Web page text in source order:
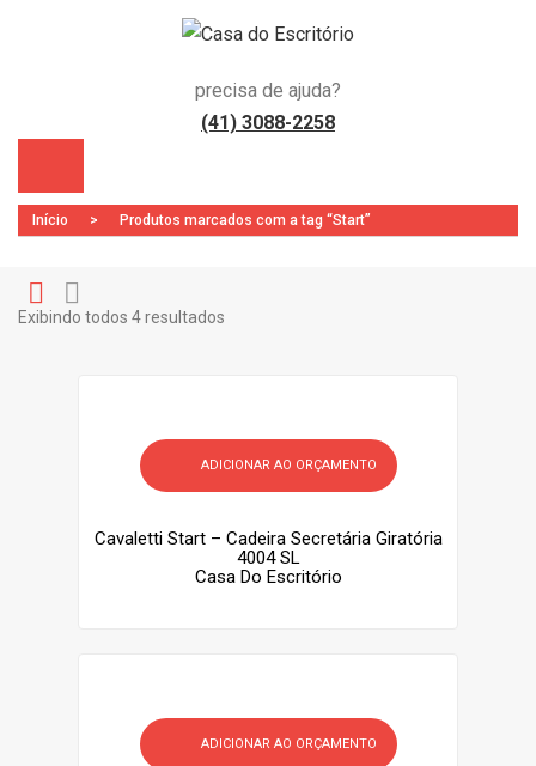
precisa de ajuda?
(41) 3088-2258
Início > Produtos marcados com a tag “Start”
Exibindo todos 4 resultados
ADICIONAR AO ORÇAMENTO
Cavaletti Start – Cadeira Secretária Giratória
4004 SL
Casa Do Escritório
ADICIONAR AO ORÇAMENTO